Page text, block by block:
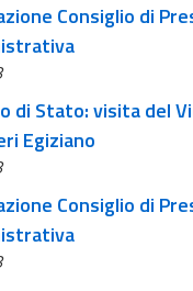
Consiglio di
di Stato: visita del
Egiziano
Consiglio di